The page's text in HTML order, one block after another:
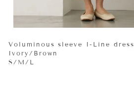
Voluminous sleeve I-Line dress
Ivory/Brown
S/M/L